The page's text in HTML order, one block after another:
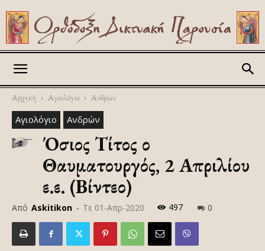
Αρχική Αγιολόγιο Ανδρών
Αγιολόγιο Ανδρών
Όσιος Τίτος ο
Θαυματουργός, 2 Απριλίου
ε.ε. (Βίντεο)
Από Askitikon - Τε 01-Απρ-2020 497 0